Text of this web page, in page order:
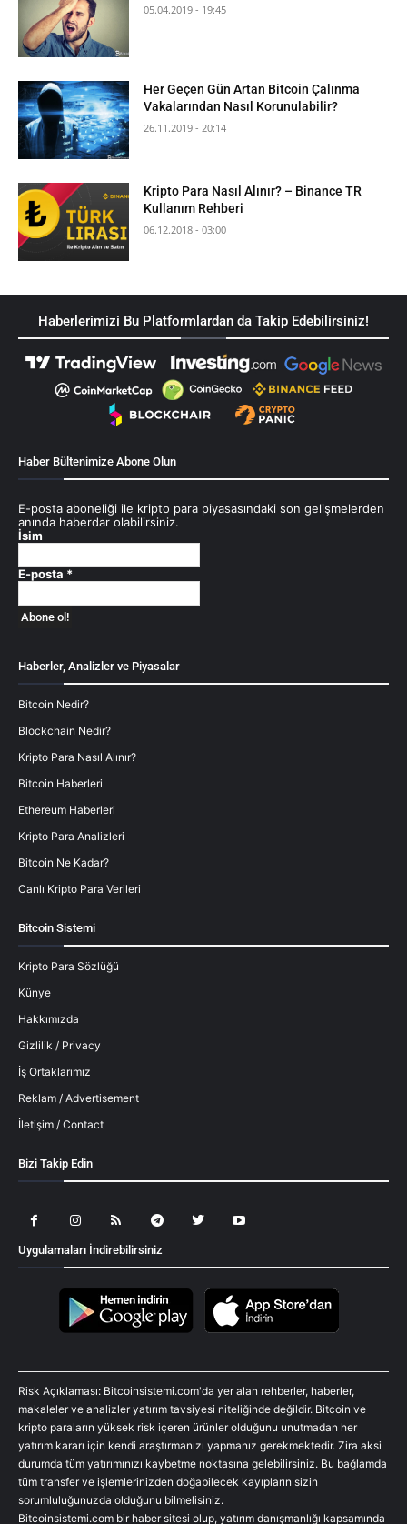
05.04.2019 - 19:45
Her Geçen Gün Artan Bitcoin Çalınma
Vakalarından Nasıl Korunulabilir?
26.11.2019 - 20:14
Kripto Para Nasıl Alınır? – Binance TR
Kullanım Rehberi
06.12.2018 - 03:00
Haberlerimizi Bu Platformlardan da Takip Edebilirsiniz!
Haber Bültenimize Abone Olun
E-posta aboneliği ile kripto para piyasasındaki son gelişmelerden
anında haberdar olabilirsiniz.
İsim
E-posta *
Haberler, Analizler ve Piyasalar
Bitcoin Nedir?
Blockchain Nedir?
Kripto Para Nasıl Alınır?
Bitcoin Haberleri
Ethereum Haberleri
Kripto Para Analizleri
Bitcoin Ne Kadar?
Canlı Kripto Para Verileri
Bitcoin Sistemi
Kripto Para Sözlüğü
Künye
Hakkımızda
Gizlilik / Privacy
İş Ortaklarımız
Reklam / Advertisement
İletişim / Contact
Bizi Takip Edin
Uygulamaları İndirebilirsiniz
Risk Açıklaması: Bitcoinsistemi.com'da yer alan rehberler, haberler,
makaleler ve analizler yatırım tavsiyesi niteliğinde değildir. Bitcoin ve
kripto paraların yüksek risk içeren ürünler olduğunu unutmadan her
yatırım kararı için kendi araştırmanızı yapmanız gerekmektedir. Zira aksi
durumda tüm yatırımınızı kaybetme noktasına gelebilirsiniz. Bu bağlamda
tüm transfer ve işlemlerinizden doğabilecek kayıpların sizin
sorumluluğunuzda olduğunu bilmelisiniz.
Bitcoinsistemi.com bir haber sitesi olup, yatırım danışmanlığı kapsamında